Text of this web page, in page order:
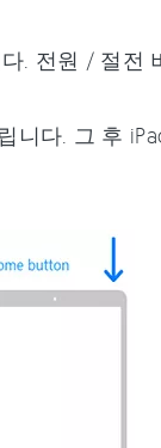
. 전원 / 절전
다. 그 후